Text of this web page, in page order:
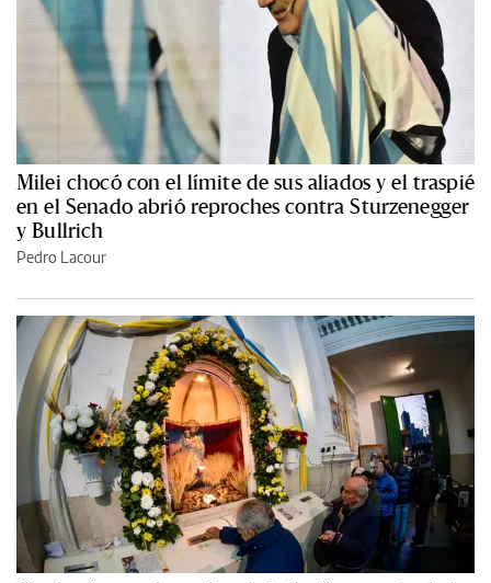
Milei chocó con el límite de sus aliados y el traspié
en el Senado abrió reproches contra Sturzenegger
y Bullrich
Pedro Lacour